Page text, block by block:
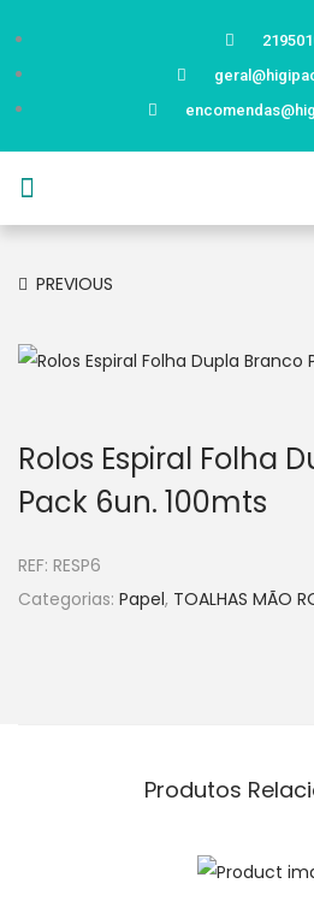
PREVIOUS
Rolos Espiral Folha
Pack 6un. 100mts
REF: RESP6
Categorias: Papel, TOALHAS MÃO
Produtos